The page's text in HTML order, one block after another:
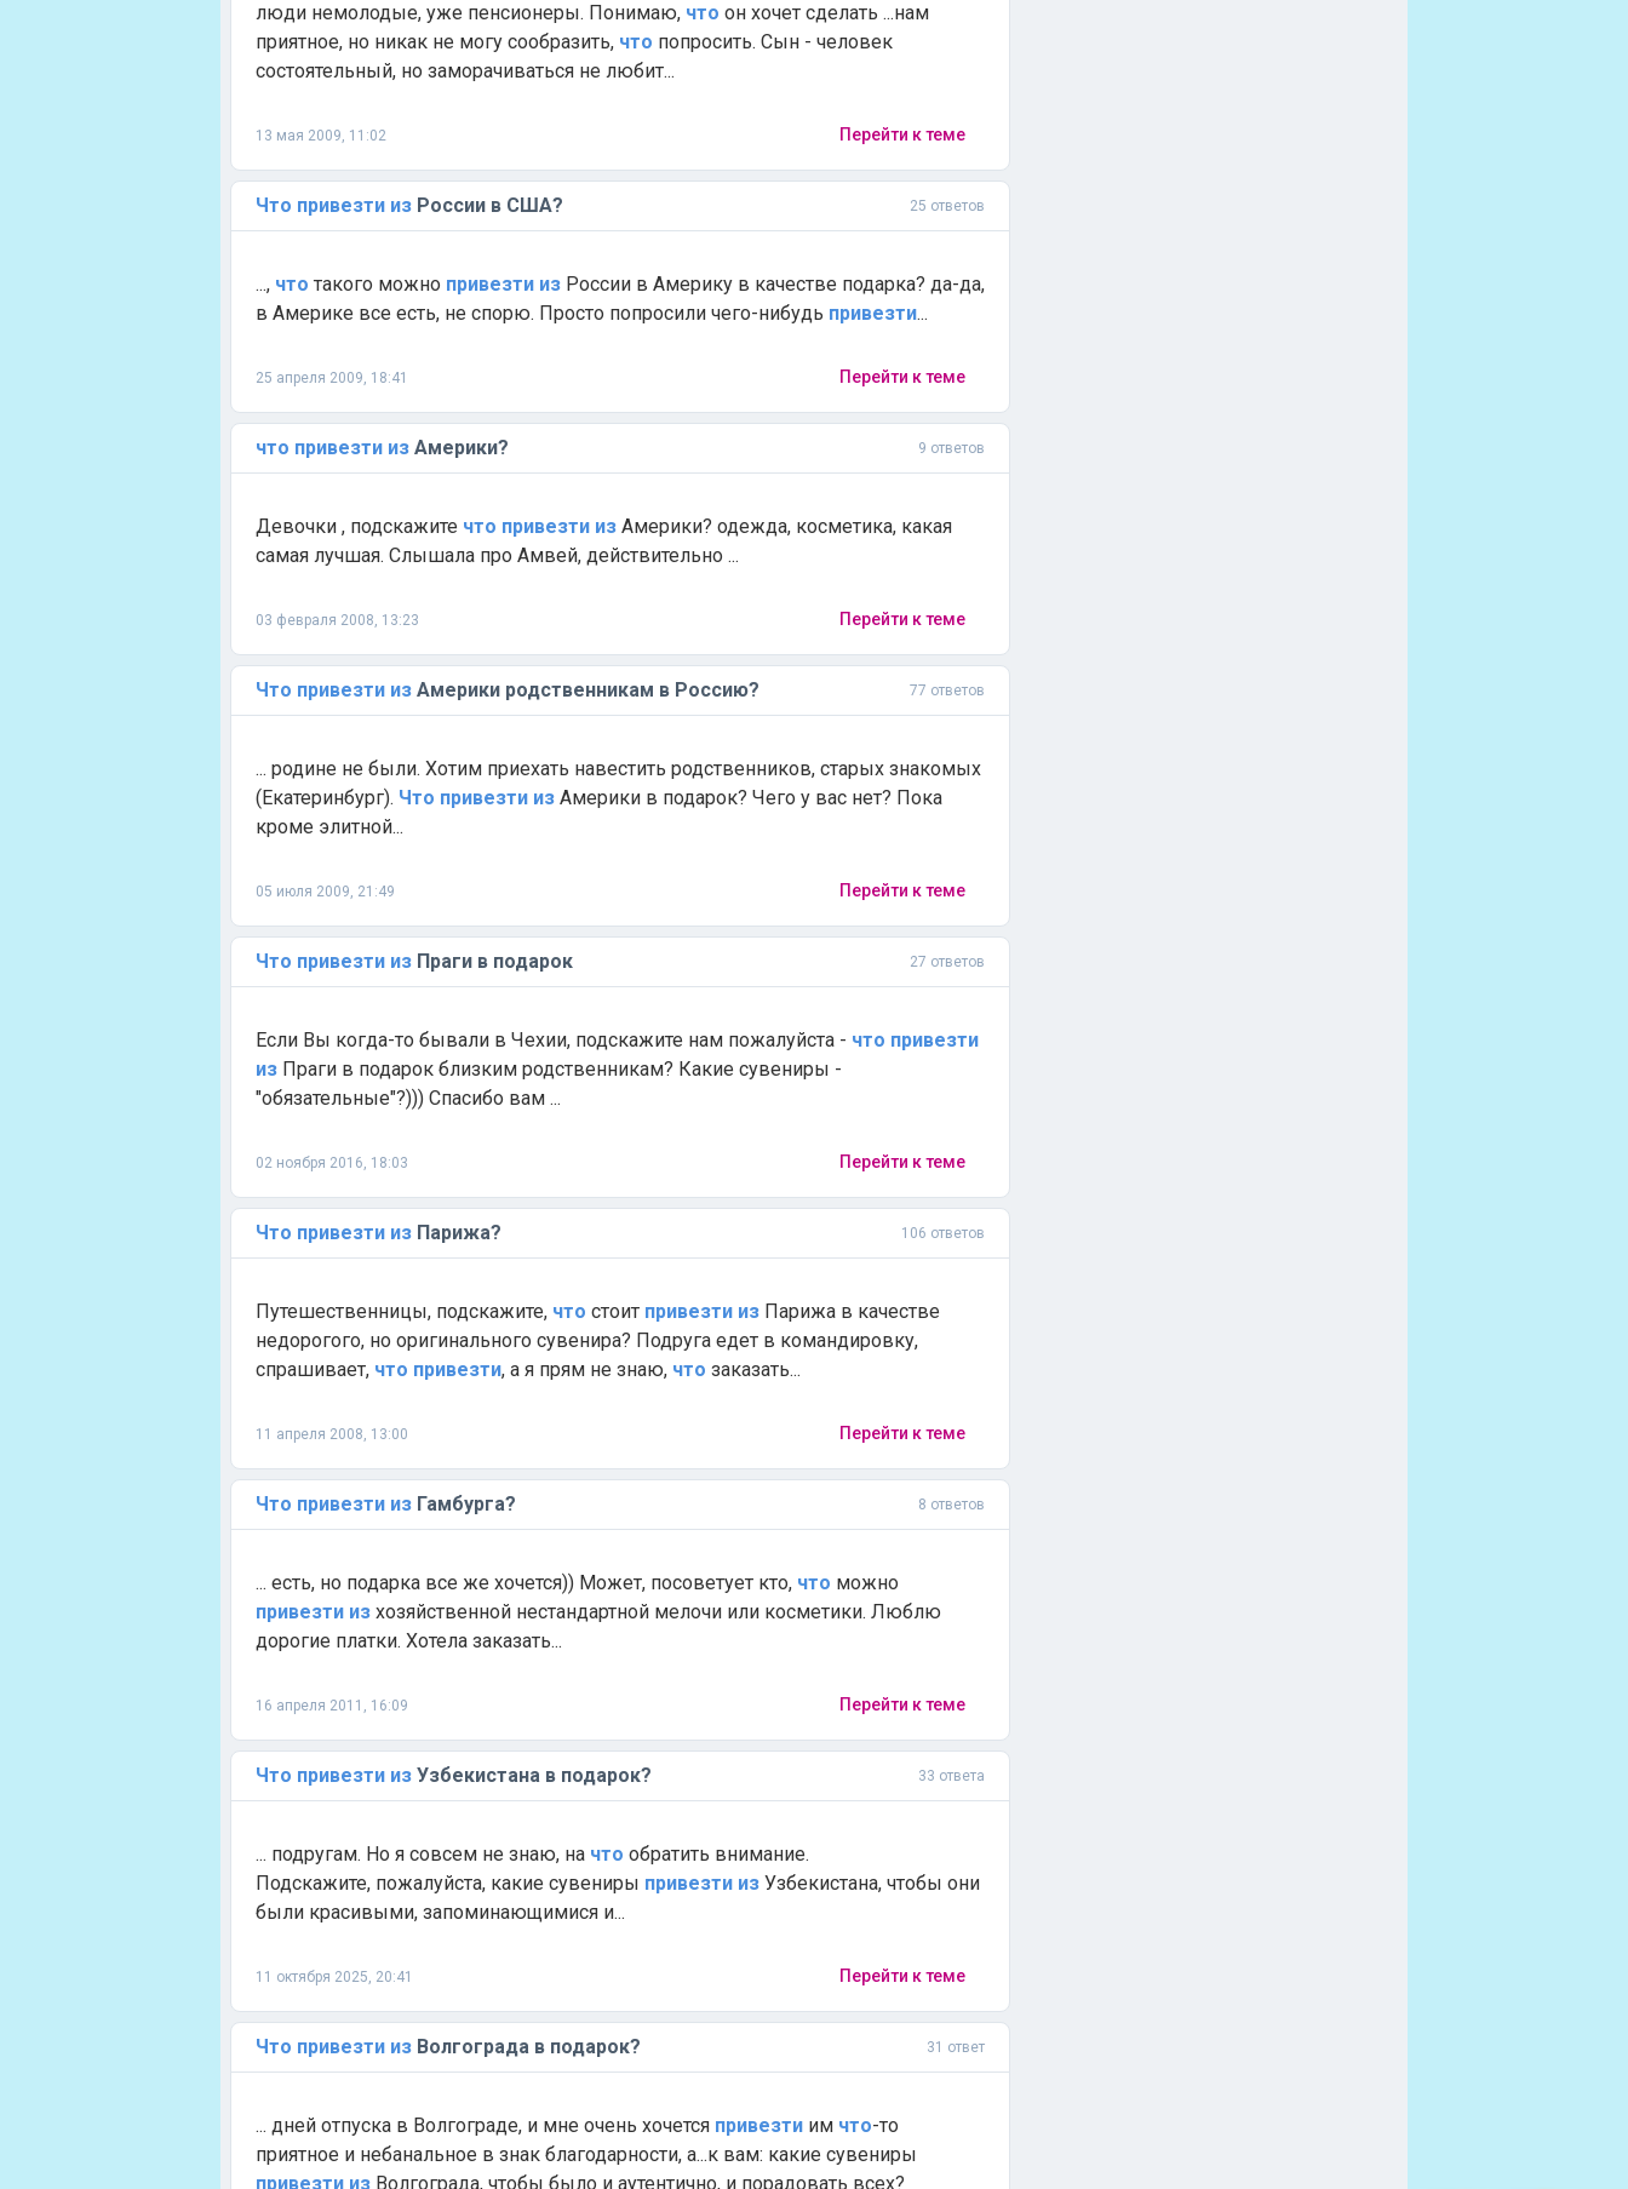
люди немолодые, уже пенсионеры. Понимаю, что он хочет сделать ...нам
приятное, но никак не могу сообразить, что попросить. Сын - человек
состоятельный, но заморачиваться не любит...
13 мая 2009, 11:02 Перейти к теме
Что привезти из России в США? 25 ответов
..., что такого можно привезти из России в Америку в качестве подарка? да-да,
в Америке все есть, не спорю. Просто попросили чего-нибудь привезти...
25 апреля 2009, 18:41 Перейти к теме
что привезти из Америки? 9 ответов
Девочки , подскажите что привезти из Америки? одежда, косметика, какая
самая лучшая. Слышала про Амвей, действительно ...
03 февраля 2008, 13:23 Перейти к теме
Что привезти из Америки родственникам в Россию? 77 ответов
... родине не были. Хотим приехать навестить родственников, старых знакомых
(Екатеринбург). Что привезти из Америки в подарок? Чего у вас нет? Пока
кроме элитной...
05 июля 2009, 21:49 Перейти к теме
Что привезти из Праги в подарок 27 ответов
Если Вы когда-то бывали в Чехии, подскажите нам пожалуйста - что привезти
из Праги в подарок близким родственникам? Какие сувениры -
"обязательные"?))) Спасибо вам ...
02 ноября 2016, 18:03 Перейти к теме
Что привезти из Парижа? 106 ответов
Путешественницы, подскажите, что стоит привезти из Парижа в качестве
недорогого, но оригинального сувенира? Подруга едет в командировку,
спрашивает, что привезти, а я прям не знаю, что заказать...
11 апреля 2008, 13:00 Перейти к теме
Что привезти из Гамбурга? 8 ответов
... есть, но подарка все же хочется)) Может, посоветует кто, что можно
привезти из хозяйственной нестандартной мелочи или косметики. Люблю
дорогие платки. Хотела заказать...
16 апреля 2011, 16:09 Перейти к теме
Что привезти из Узбекистана в подарок? 33 ответа
... подругам. Но я совсем не знаю, на что обратить внимание.
Подскажите, пожалуйста, какие сувениры привезти из Узбекистана, чтобы они
были красивыми, запоминающимися и...
11 октября 2025, 20:41 Перейти к теме
Что привезти из Волгограда в подарок? 31 ответ
... дней отпуска в Волгограде, и мне очень хочется привезти им что-то
приятное и небанальное в знак благодарности, а...к вам: какие сувениры
привезти из Волгограда, чтобы было и аутентично, и порадовать всех?